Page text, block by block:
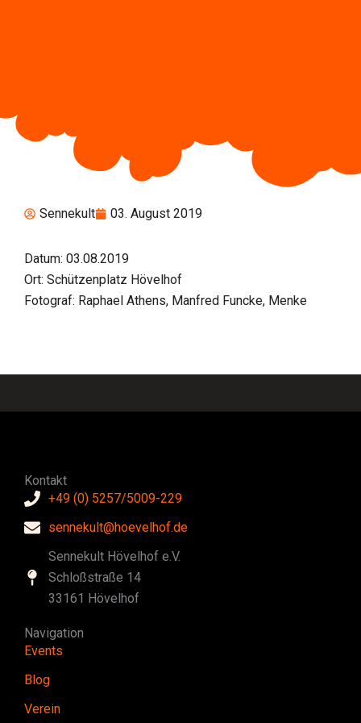
Sennekult 03. August 2019
Datum: 03.08.2019
Ort: Schützenplatz Hövelhof
Fotograf: Raphael Athens, Manfred Funcke, Menke
Kontakt
+49 (0) 5257/5009-229
sennekult@hoevelhof.de
Sennekult Hövelhof e.V.
Schloßstraße 14
33161 Hövelhof
Navigation
Events
Blog
Verein